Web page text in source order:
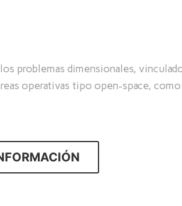
problemas dimensionales,
operativas tipo open-space,